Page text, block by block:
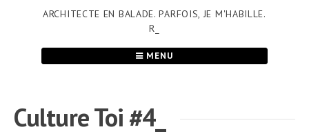
ARCHITECTE EN BALADE. PARFOIS, JE M'HABILLE.
R_
MENU
Culture Toi #4_